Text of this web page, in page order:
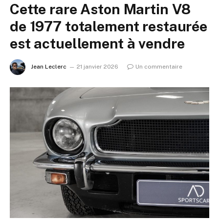
Cette rare Aston Martin V8
de 1977 totalement restaurée
est actuellement à vendre
Jean Leclerc 21 janvier 2026 Un commentaire